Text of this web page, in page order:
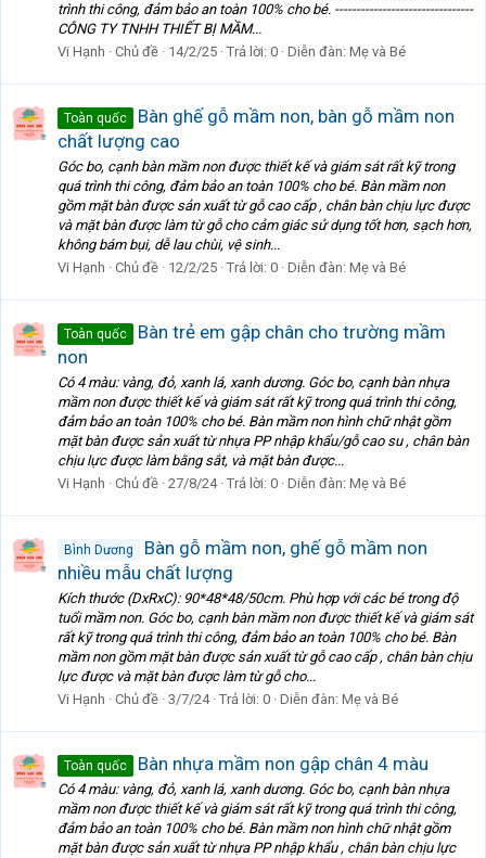
trình thi công, đảm bảo an toàn 100% cho bé. --------------------------------
CÔNG TY TNHH THIẾT BỊ MẦM...
Vi Hạnh
Chủ đề 14/2/25 Trả lời: 0 Diễn đàn: Mẹ và Bé
Toàn quốc
Bàn ghế gỗ mầm non, bàn gỗ mầm non
chất lượng cao
Góc bo, cạnh bàn mầm non được thiết kế và giám sát rất kỹ trong
quá trình thi công, đảm bảo an toàn 100% cho bé. Bàn mầm non
gồm mặt bàn được sản xuất từ gỗ cao cấp , chân bàn chịu lực được
và mặt bàn được làm từ gỗ cho cảm giác sử dụng tốt hơn, sạch hơn,
không bám bụi, dễ lau chùi, vệ sinh...
Vi Hạnh
Chủ đề 12/2/25 Trả lời: 0 Diễn đàn: Mẹ và Bé
Toàn quốc
Bàn trẻ em gập chân cho trường mầm
non
Có 4 màu: vàng, đỏ, xanh lá, xanh dương. Góc bo, cạnh bàn nhựa
mầm non được thiết kế và giám sát rất kỹ trong quá trình thi công,
đảm bảo an toàn 100% cho bé. Bàn mầm non hình chữ nhật gồm
mặt bàn được sản xuất từ nhựa PP nhập khẩu/gỗ cao su , chân bàn
chịu lực được làm bằng sắt, và mặt bàn được...
Vi Hạnh
Chủ đề 27/8/24 Trả lời: 0 Diễn đàn: Mẹ và Bé
Bình Dương
Bàn gỗ mầm non, ghế gỗ mầm non
nhiều mẫu chất lượng
Kích thước (DxRxC): 90*48*48/50cm. Phù hợp với các bé trong độ
tuổi mầm non. Góc bo, cạnh bàn mầm non được thiết kế và giám sát
rất kỹ trong quá trình thi công, đảm bảo an toàn 100% cho bé. Bàn
mầm non gồm mặt bàn được sản xuất từ gỗ cao cấp , chân bàn chịu
lực được và mặt bàn được làm từ gỗ cho...
Vi Hạnh
Chủ đề 3/7/24 Trả lời: 0 Diễn đàn: Mẹ và Bé
Toàn quốc Bàn nhựa mầm non gập chân 4 màu
Có 4 màu: vàng, đỏ, xanh lá, xanh dương. Góc bo, cạnh bàn nhựa
mầm non được thiết kế và giám sát rất kỹ trong quá trình thi công,
đảm bảo an toàn 100% cho bé. Bàn mầm non hình chữ nhật gồm
mặt bàn được sản xuất từ nhựa PP nhập khẩu , chân bàn chịu lực